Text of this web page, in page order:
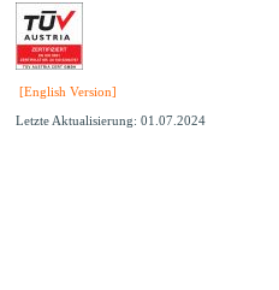
[English Version]
Letzte Aktualisierung: 01.07.2024